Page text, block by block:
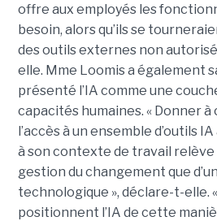
offre aux employés les
besoin, alors qu’ils se
des outils externes non
elle. Mme Loomis a également
présenté l’IA comme une
capacités humaines. « Donner à
l’accès à un ensemble d’outils
à son contexte de travail relève
gestion du changement que
technologique », déclare-t-elle.
positionnent l’IA de cette